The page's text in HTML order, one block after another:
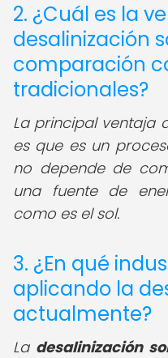
2. ¿Cuál es la
desalinización
comparación
tradicionales?
La principal ventaja
es que es un
no depende de
una fuente de
como es el sol.
3. ¿En qué
aplicando la
actualmente?
La desalinización